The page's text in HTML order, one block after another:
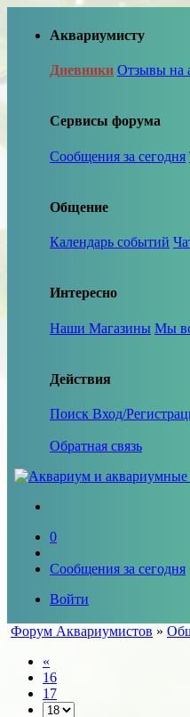
Аквариумисту
Дневники Отзывы на
Сервисы форума
Сообщения за сегодня
Общение
Календарь событий
Интересно
Наши Магазины Мы
Действия
Поиск Вход/
Обратная связь
0
Сообщения за сегодня
Войти
Форум Аквариумистов »
«
16
17